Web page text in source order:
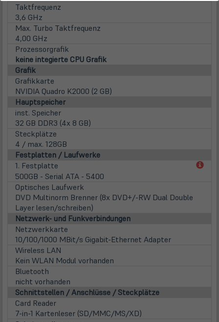
Taktfrequenz
3,6 GHz
Max. Turbo Taktfrequenz
4,00 GHz
Prozessorgrafik
keine integierte CPU Grafik
Grafik
Grafikkarte
NVIDIA Quadro K2000 (2 GB)
Hauptspeicher
inst. Speicher
32 GB DDR3 (4x 8 GB)
Steckplätze
4 / max. 128GB
Festplatten / Laufwerke
1. Festplatte
500GB - Serial ATA - 5400
Optisches Laufwerk
DVD Multinorm Brenner (8x DVD+/-RW Dual Double
Layer lesen/schreiben)
Netzwerk- und Funkverbindungen
Netzwerkkarte
10/100/1000 MBit/s Gigabit-Ethernet Adapter
Wireless LAN
Kein WLAN Modul vorhanden
Bluetooth
nicht vorhanden
Schnittstellen / Anschlüsse / Steckplätze
Card Reader
7-in-1 Kartenleser (SD/MMC/MS/XD)